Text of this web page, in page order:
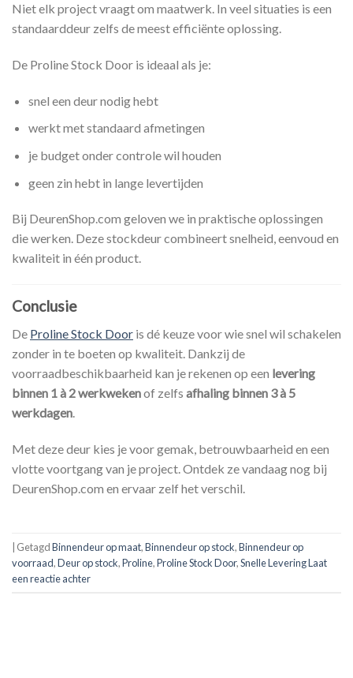
Niet elk project vraagt om maatwerk. In veel situaties is een
standaarddeur zelfs de meest efficiënte oplossing.
De Proline Stock Door is ideaal als je:
snel een deur nodig hebt
werkt met standaard afmetingen
je budget onder controle wil houden
geen zin hebt in lange levertijden
Bij DeurenShop.com geloven we in praktische oplossingen
die werken. Deze stockdeur combineert snelheid, eenvoud en
kwaliteit in één product.
Conclusie
De Proline Stock Door is dé keuze voor wie snel wil schakelen
zonder in te boeten op kwaliteit. Dankzij de
voorraadbeschikbaarheid kan je rekenen op een levering
binnen 1 à 2 werkwekenof zelfs afhaling binnen 3 à 5
werkdagen
Met deze deur kies je voor gemak, betrouwbaarheid en een
vlotte voortgang van je project. Ontdek ze vandaag nog bij
DeurenShop.com en ervaar zelf het verschil.
GetagdBinnendeur op maat,Binnendeur op stock,Binnendeur op
voorraad,Deur op stock,Proline,Proline Stock Door,Snelle LeveringLaat
een reactie achter